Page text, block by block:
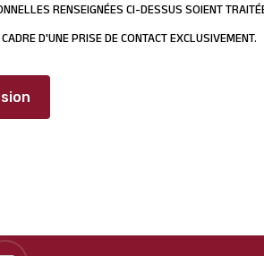
RENSEIGNÉES CI-DESSUS SOIENT
D'UNE PRISE DE CONTACT EXCLUSIVEMENT.